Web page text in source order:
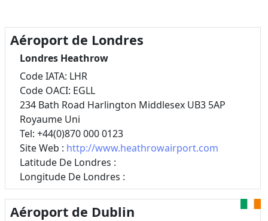
Aéroport de Londres
Londres Heathrow
Code IATA: LHR
Code OACI: EGLL
234 Bath Road Harlington Middlesex UB3 5AP
Royaume Uni
Tel: +44(0)870 000 0123
Site Web : http://www.heathrowairport.com
Latitude De Londres :
Longitude De Londres :
Aéroport de Dublin